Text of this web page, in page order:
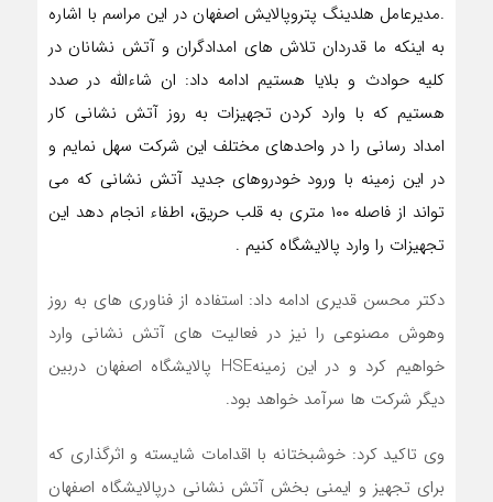
.مدیرعامل هلدینگ پتروپالایش اصفهان در این مراسم با اشاره
به اینکه ما قدردان تلاش های امدادگران و آتش نشانان در
کلیه حوادث و بلایا هستیم ادامه داد: ان شاءالله در صدد
هستیم که با وارد کردن تجهیزات به روز آتش نشانی کار
امداد رسانی را در واحدهای مختلف این شرکت سهل نمایم و
در این زمینه با ورود خودروهای جدید آتش نشانی که می
تواند از فاصله ۱۰۰ متری به قلب حریق، اطفاء انجام دهد این
تجهیزات را وارد پالایشگاه کنیم .
دکتر محسن قدیری ادامه داد: استفاده از فناوری های به روز
وهوش مصنوعی را نیز در فعالیت های آتش نشانی وارد
خواهیم کرد و در این زمینهHSE پالایشگاه اصفهان دربین
دیگر شرکت ها سرآمد خواهد بود.
وی تاکید کرد: خوشبختانه با اقدامات شایسته و اثرگذاری که
برای تجهیز و ایمنی بخش آتش نشانی درپالایشگاه اصفهان